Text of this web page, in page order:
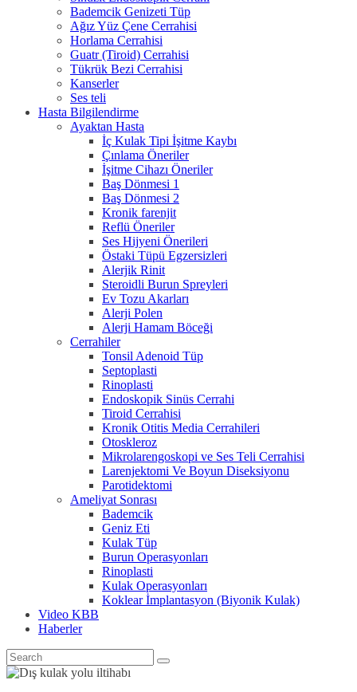
Bademcik Genizeti Tüp
Ağız Yüz Çene Cerrahisi
Horlama Cerrahisi
Guatr (Tiroid) Cerrahisi
Tükrük Bezi Cerrahisi
Kanserler
Ses teli
Hasta Bilgilendirme
Ayaktan Hasta
İç Kulak Tipi İşitme Kaybı
Çınlama Öneriler
İşitme Cihazı Öneriler
Baş Dönmesi 1
Baş Dönmesi 2
Kronik farenjit
Reflü Öneriler
Ses Hijyeni Önerileri
Östaki Tüpü Egzersizleri
Alerjik Rinit
Steroidli Burun Spreyleri
Ev Tozu Akarları
Alerji Polen
Alerji Hamam Böceği
Cerrahiler
Tonsil Adenoid Tüp
Septoplasti
Rinoplasti
Endoskopik Sinüs Cerrahi
Tiroid Cerrahisi
Kronik Otitis Media Cerrahileri
Otoskleroz
Mikrolarengoskopi ve Ses Teli Cerrahisi
Larenjektomi Ve Boyun Diseksiyonu
Parotidektomi
Ameliyat Sonrası
Bademcik
Geniz Eti
Kulak Tüp
Burun Operasyonları
Rinoplasti
Kulak Operasyonları
Koklear İmplantasyon (Biyonik Kulak)
Video KBB
Haberler